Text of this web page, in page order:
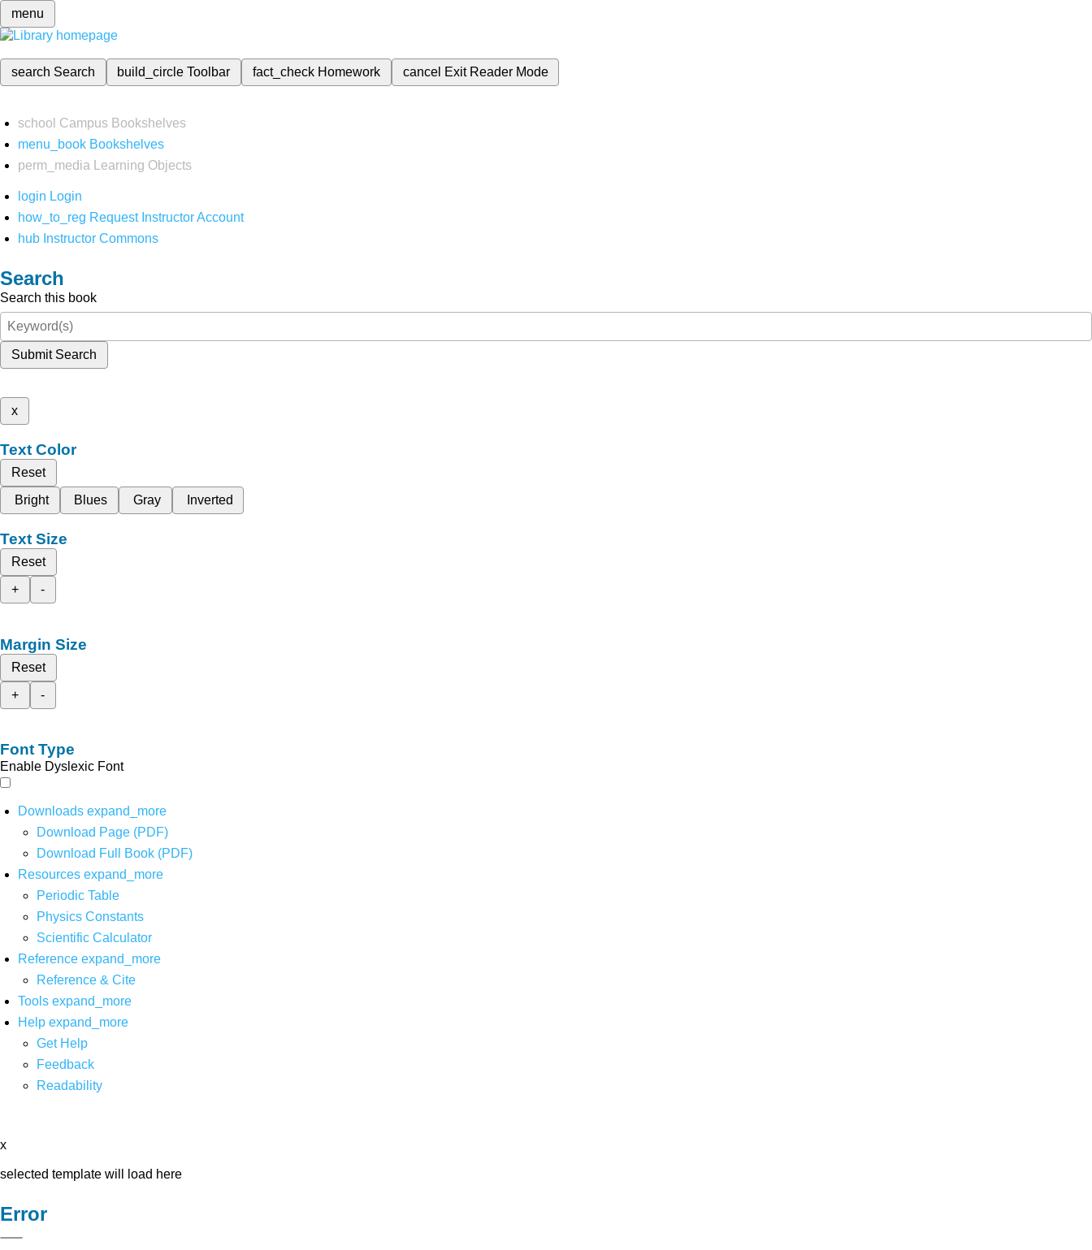
menu
search Search build_circleToolbar fact_check Homework cancel Exit Reader Mode
school Campus Bookshelves
menu_book Bookshelves
perm_media
Learning Objects
login Login
how_to_reg Request Instructor Account
hub Instructor Commons
Search
Search this book
Submit Search
x
Text Color
Reset
Bright
Blues Gray Inverted
Text Size
Reset
+
-
Margin Size
Reset
+
-
Font Type
Enable Dyslexic Font
Downloads expand_more
Download Page (PDF)
Download Full Book (PDF)
Resources expand_more
Periodic Table
Physics Constants
Scientific Calculator
Reference expand_more
Reference & Cite
Tools expand_more
Help expand_more
Get Help
Feedback
Readability
x
selected template will load here
Error